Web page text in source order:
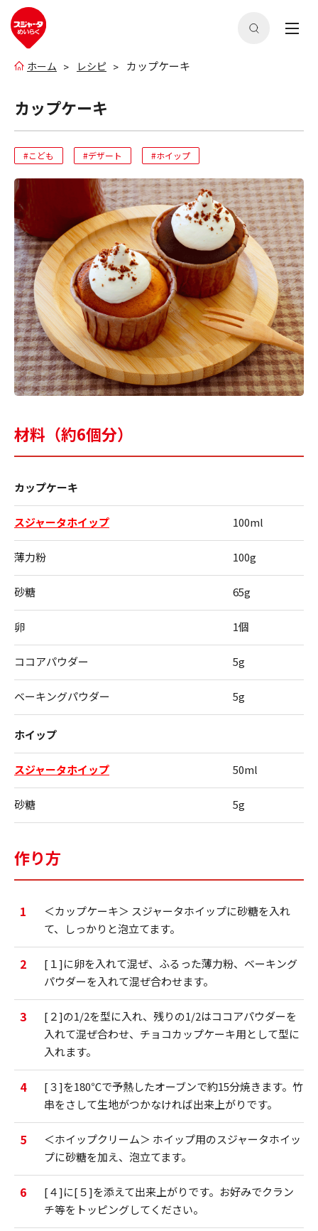
ホーム レシピ カップケーキ
カップケーキ
#こども #デザート #ホイップ
材料（約6個分）
カップケーキ
スジャータホイップ 100ml
薄力粉 100g
砂糖 65g
卵 1個
ココアパウダー 5g
ベーキングパウダー 5g
ホイップ
スジャータホイップ 50ml
砂糖 5g
作り方
1
＜カップケーキ＞ スジャータホイップに砂糖を入れ
て、しっかりと泡立てます。
2
[１]に卵を入れて混ぜ、ふるった薄力粉、ベーキング
パウダーを入れて混ぜ合わせます。
3
[２]の1/2を型に入れ、残りの1/2はココアパウダーを
入れて混ぜ合わせ、チョコカップケーキ用として型に
入れます。
4
[３]を180℃で予熱したオーブンで約15分焼きます。竹
串をさして生地がつかなければ出来上がりです。
5
＜ホイップクリーム＞ ホイップ用のスジャータホイッ
プに砂糖を加え、泡立てます。
6
[４]に[５]を添えて出来上がりです。お好みでクラン
チ等をトッピングしてください。